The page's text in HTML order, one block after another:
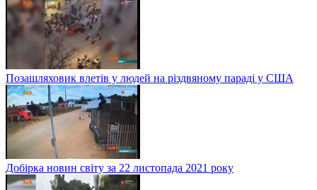
Позашляховик влетів у людей на різдвяному параді у США
Добірка новин світу за 22 листопада 2021 року